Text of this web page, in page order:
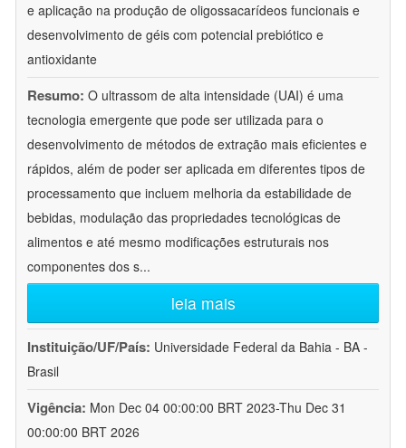
e aplicação na produção de oligossacarídeos funcionais e
desenvolvimento de géis com potencial prebiótico e
antioxidante
Resumo: O ultrassom de alta intensidade (UAI) é uma
tecnologia emergente que pode ser utilizada para o
desenvolvimento de métodos de extração mais eficientes e
rápidos, além de poder ser aplicada em diferentes tipos de
processamento que incluem melhoria da estabilidade de
bebidas, modulação das propriedades tecnológicas de
alimentos e até mesmo modificações estruturais nos
componentes dos s...
leia mais
Instituição/UF/País: Universidade Federal da Bahia - BA -
Brasil
Vigência: Mon Dec 04 00:00:00 BRT 2023-Thu Dec 31
00:00:00 BRT 2026